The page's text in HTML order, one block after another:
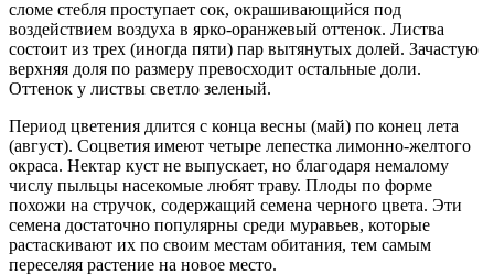
сломе стебля проступает сок, окрашивающийся под
воздействием воздуха в ярко-оранжевый оттенок. Листва
состоит из трех (иногда пяти) пар вытянутых долей. Зачастую
верхняя доля по размеру превосходит остальные доли.
Оттенок у листвы светло зеленый.
Период цветения длится с конца весны (май) по конец лета
(август). Соцветия имеют четыре лепестка лимонно-желтого
окраса. Нектар куст не выпускает, но благодаря немалому
числу пыльцы насекомые любят траву. Плоды по форме
похожи на стручок, содержащий семена черного цвета. Эти
семена достаточно популярны среди муравьев, которые
растаскивают их по своим местам обитания, тем самым
переселяя растение на новое место.